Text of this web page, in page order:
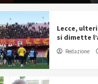
Lecce,
si dimette
Redazione